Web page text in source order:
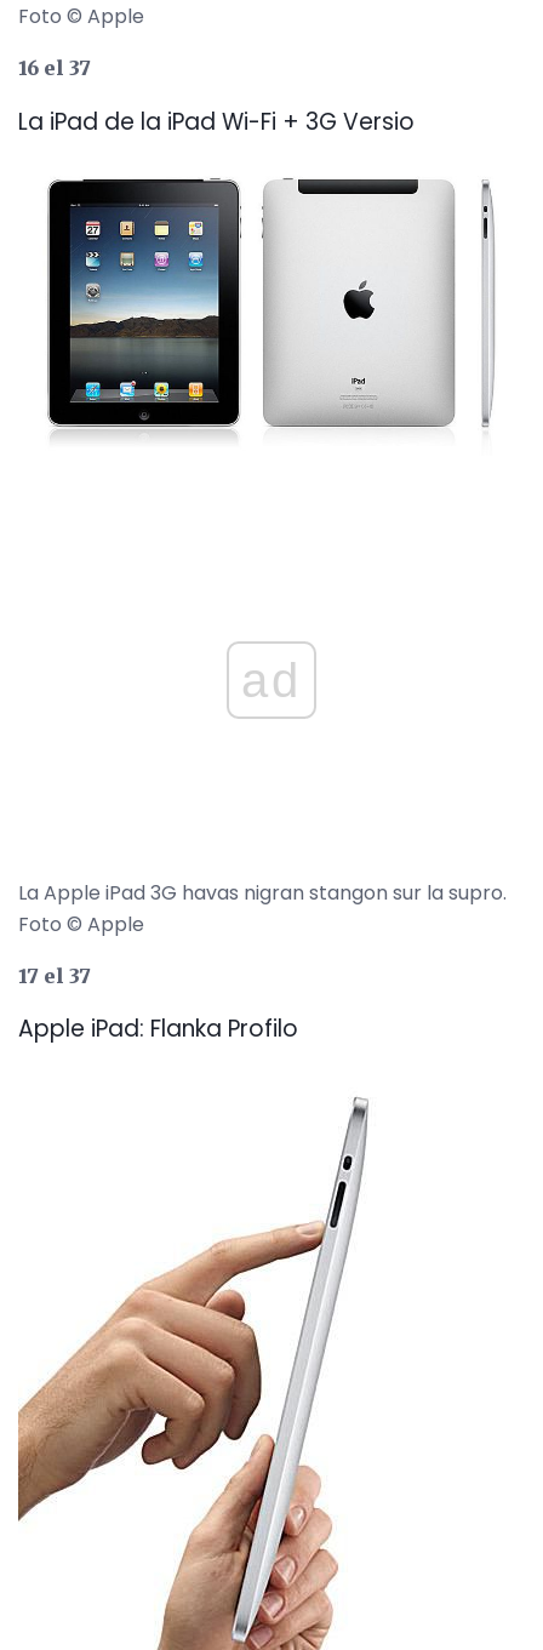
Foto © Apple
16 el 37
La iPad de la iPad Wi-Fi + 3G Versio
ad
La Apple iPad 3G havas nigran stangon sur la supro.
Foto © Apple
17 el 37
Apple iPad: Flanka Profilo